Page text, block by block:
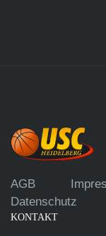
AGB
Datenschutz
KONTAKT